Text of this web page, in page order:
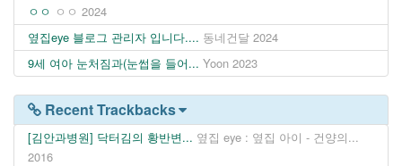
ㅇㅇ ㅇㅇ 2024
옆집eye 블로그 관리자 입니다.... 동네건달 2024
9세 여아 눈처짐과(눈썹을 들어... Yoon 2023
Recent Trackbacks
[김안과병원] 닥터김의 황반변... 옆집 eye : 옆집 아이 - 건양의...
2016